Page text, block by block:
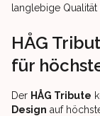
langlebige
HÅG
für
Der HÅG Tribute
Design auf